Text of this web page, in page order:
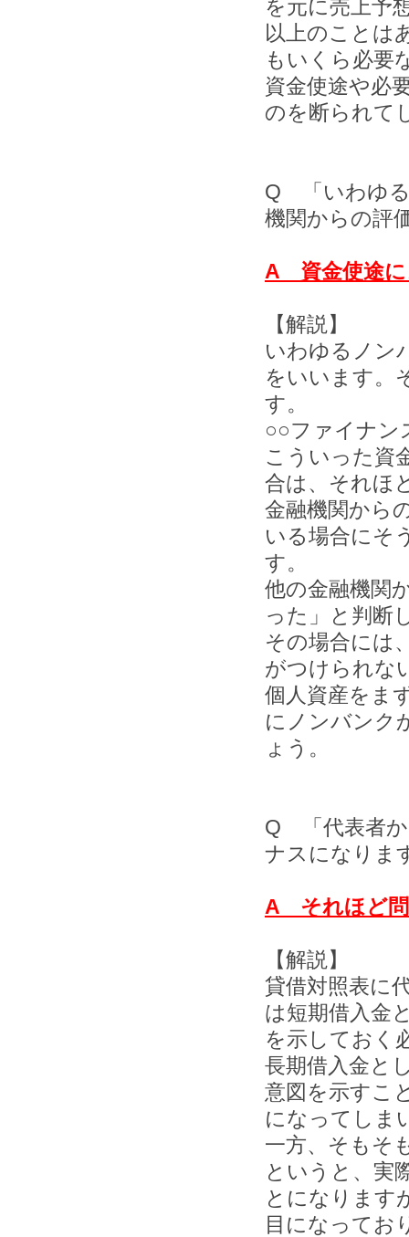
を元に売上予
以上のことは
もいくら必要
資金使途や必
のを断られて
Q 「いわゆる
機関からの評
A 資金使途に
【解説】
いわゆるノン
をいいます。
す。
○○ファイナン
こういった資
合は、それほ
金融機関から
いる場合にそ
す。
他の金融機関
った」と判断
その場合には
がつけられな
個人資産をま
にノンバンク
ょう。
Q 「代表者か
ナスになりま
A それほど問
【解説】
貸借対照表に
は短期借入金
を示しておく
長期借入金と
意図を示すこ
になってしま
一方、そもそ
というと、実
とになります
目になってお